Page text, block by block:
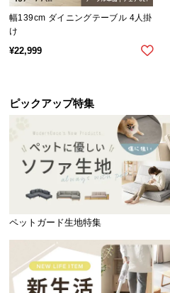
幅139cm ダイニングテーブル 4人掛
け
¥22,999
ピックアップ特集
ペットガード生地特集